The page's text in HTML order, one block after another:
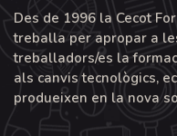
Des de 1996 la Cecot
treballa per apropar a
treballadors/es la
als canvis tecnològics,
produeixen en la nova